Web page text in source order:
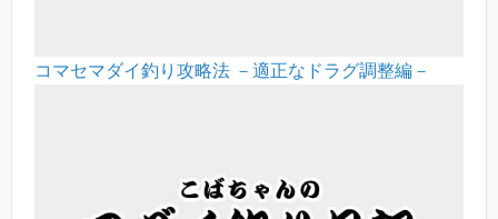
コマセマダイ釣り攻略法 －適正なドラグ調整編－